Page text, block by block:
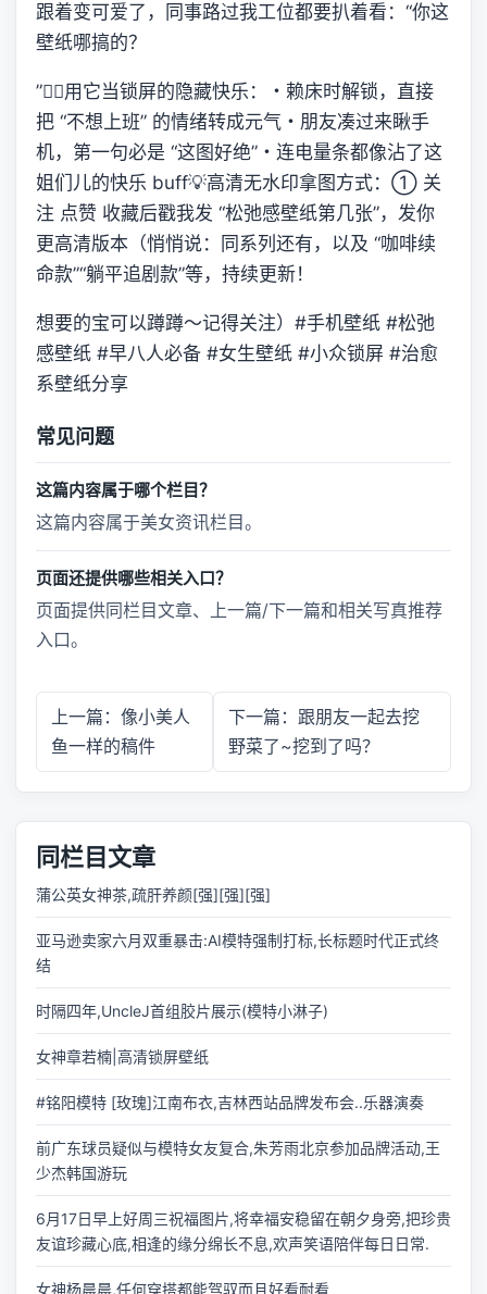
跟着变可爱了，同事路过我工位都要扒着看：“你这
壁纸哪搞的？
”👉🏻用它当锁屏的隐藏快乐：・赖床时解锁，直接
把 “不想上班” 的情绪转成元气・朋友凑过来瞅手
机，第一句必是 “这图好绝”・连电量条都像沾了这
姐们儿的快乐 buff💡高清无水印拿图方式：① 关
注 点赞 收藏后戳我发 “松弛感壁纸第几张”，发你
更高清版本（悄悄说：同系列还有，以及 “咖啡续
命款”“躺平追剧款”等，持续更新！
想要的宝可以蹲蹲～记得关注）#手机壁纸 #松弛
感壁纸 #早八人必备 #女生壁纸 #小众锁屏 #治愈
系壁纸分享
常见问题
这篇内容属于哪个栏目？
这篇内容属于美女资讯栏目。
页面还提供哪些相关入口？
页面提供同栏目文章、上一篇/下一篇和相关写真推荐
入口。
上一篇：像小美人
鱼一样的稿件
下一篇：跟朋友一起去挖
野菜了~挖到了吗？
同栏目文章
蒲公英女神茶,疏肝养颜[强][强][强]
亚马逊卖家六月双重暴击:AI模特强制打标,长标题时代正式终
结
时隔四年,UncleJ首组胶片展示(模特小淋子)
女神章若楠|高清锁屏壁纸
#铭阳模特 [玫瑰]江南布衣,吉林西站品牌发布会..乐器演奏
前广东球员疑似与模特女友复合,朱芳雨北京参加品牌活动,王
少杰韩国游玩
6月17日早上好周三祝福图片,将幸福安稳留在朝夕身旁,把珍贵
友谊珍藏心底,相逢的缘分绵长不息,欢声笑语陪伴每日日常.
女神杨晨晨,任何穿搭都能驾驭而且好看耐看